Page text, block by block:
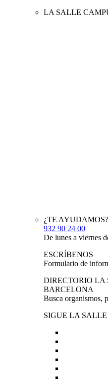
LA SALLE
¿TE AYUDAMOS?
932 90 24 00
De lunes a viernes
ESCRÍBENOS
Formulario de
DIRECTORIO LA
BARCELONA
Busca organismos,
SIGUE LA